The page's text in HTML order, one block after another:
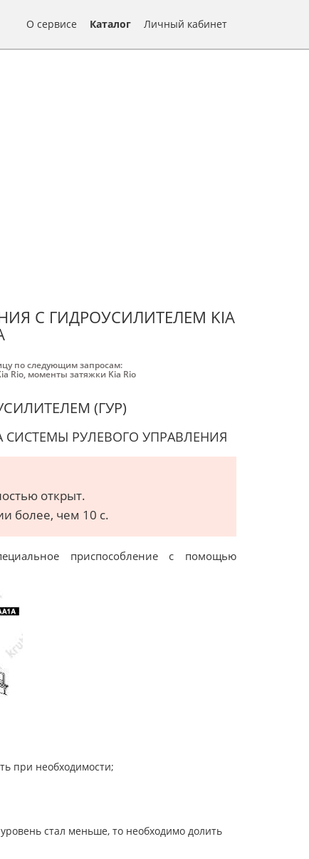
О сервисе Каталог Личный кабинет
С ГИДРОУСИЛИТЕЛЕМ KIA
по следующим запросам:
Rio, моменты затяжки Kia Rio
(ГУР)
СИСТЕМЫ РУЛЕВОГО УПРАВЛЕНИЯ
открыт.
более, чем 10 с.
приспособление с помощью
при необходимости;
стал меньше, то необходимо долить